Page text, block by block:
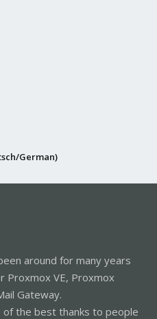
German)
around for many years
Proxmox VE, Proxmox
Gateway.
of the best thanks to people